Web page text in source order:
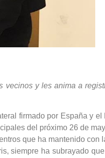
y les anima a
firmado por España y
del próximo 26 de
que ha mantenido con
siempre ha subrayado